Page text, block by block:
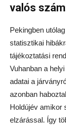
valós
Pekingben
statisztikai
tájékoztatási
Vuhanban a
adatai a
azonban
Holdújév amikor
elzárással. Így